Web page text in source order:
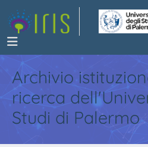
Archivio
ricerca
Studi di Palermo